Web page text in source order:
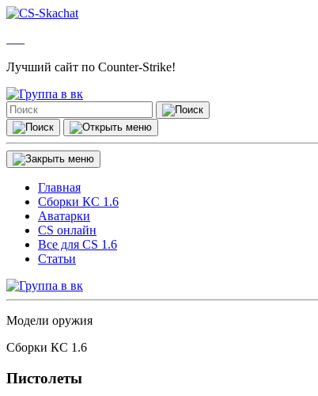
Лучший сайт по Counter-Strike!
Главная
Сборки КС 1.6
Аватарки
CS онлайн
Все для CS 1.6
Статьи
Модели оружия
Сборки КС 1.6
Пистолеты